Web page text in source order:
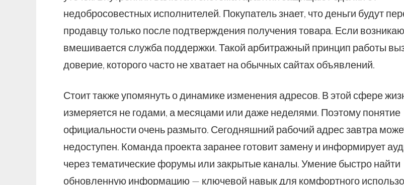
недобросовестных исполнителей. Покупатель знает, что деньги будут
продавцу только после подтверждения получения товара. Если
вмешивается служба поддержки. Такой арбитражный принцип работы
доверие, которого часто не хватает на обычных сайтах объявлений.
Стоит также упомянуть о динамике изменения адресов. В этой сфере
измеряется не годами, а месяцами или даже неделями. Поэтому понятие
официальности очень размыто. Сегодняшний рабочий адрес завтра
недоступен. Команда проекта заранее готовит замену и информирует
через тематические форумы или закрытые каналы. Умение быстро найти
обновленную информацию — ключевой навык для комфортного